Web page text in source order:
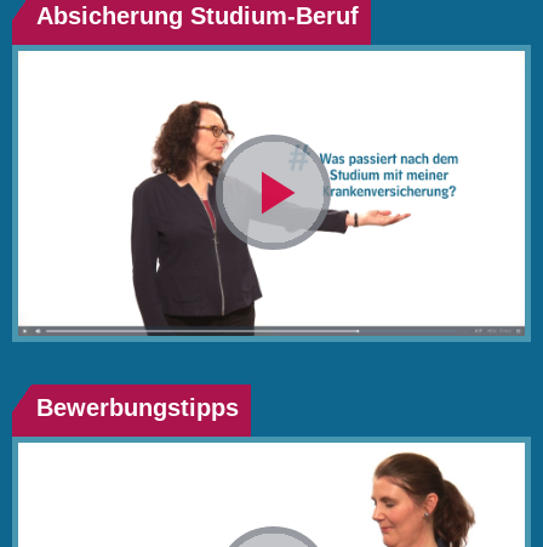
Absicherung Studium-Beruf
Video
Bewerbungstipps